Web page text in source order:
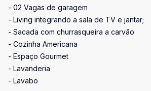
- 02 Vagas de garagem
- Living integrando a sala de TV e jantar;
- Sacada com churrasqueira a carvão
- Cozinha Americana
- Espaço Gourmet
- Lavanderia
- Lavabo